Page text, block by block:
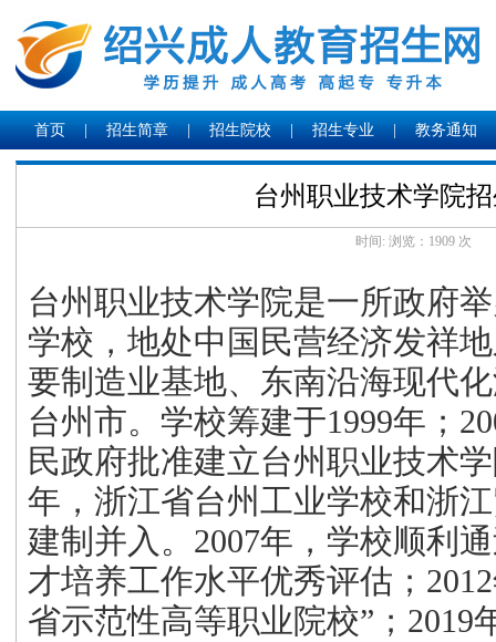
首页 招生简章 招生院校 招生专业 教务通知
台州职业技术学院
时间: 浏览： 1909 次
台州职业技术学院是一所政府
学校，地处中国民营经济发祥
要制造业基地、东南沿海现代
台州市。学校筹建于1999年；
民政府批准建立台州职业技术
年，浙江省台州工业学校和浙
建制并入。2007年，学校顺利
才培养工作水平优秀评估；
省示范性高等职业院校”；2019